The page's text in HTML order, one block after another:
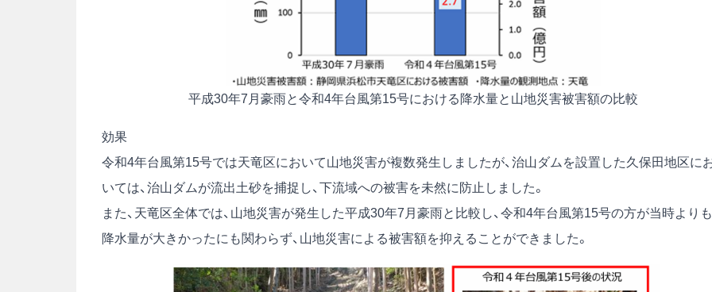
平成30年7月豪雨と令和4年台風第15号における降水量と山地災害被害額の比較
効果
令和4年台風第15号では天竜区において山地災害が複数発生しましたが、治山ダムを設置した久保田地区に
いては、治山ダムが流出土砂を捕捉し、下流域への被害を未然に防止しました。
また、天竜区全体では、山地災害が発生した平成30年7月豪雨と比較し、令和4年台風第15号の方が当時よりも
降水量が大きかったにも関わらず、山地災害による被害額を抑えることができました。